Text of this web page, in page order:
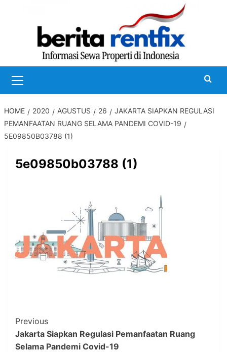
Menu
HOME 2020 AGUSTUS 26
JAKARTA SIAPKAN REGULASI
PEMANFAATAN RUANG SELAMA PANDEMI COVID-19
5E09850B03788 (1)
5e09850b03788 (1)
Post
Navigation
Previous
Jakarta Siapkan Regulasi Pemanfaatan Ruang
Selama Pandemi Covid-19